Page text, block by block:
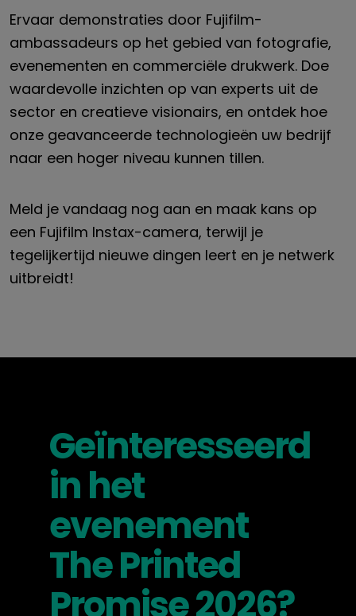
Ervaar demonstraties door Fujifilm-
ambassadeurs op het gebied van fotografie,
evenementen en commerciële drukwerk. Doe
waardevolle inzichten op van experts uit de
sector en creatieve visionairs, en ontdek hoe
onze geavanceerde technologieën uw bedrijf
naar een hoger niveau kunnen tillen.
Meld je vandaag nog aan en maak kans op
een Fujifilm Instax-camera, terwijl je
tegelijkertijd nieuwe dingen leert en je netwerk
uitbreidt!
Geïnteresseerd
in het
evenement
The Printed
Promise 2026?